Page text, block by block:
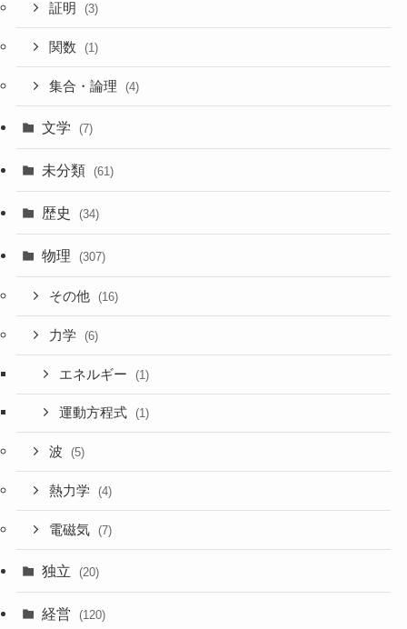
証明 (3)
関数 (1)
集合・論理 (4)
文学 (7)
未分類 (61)
歴史 (34)
物理 (307)
その他 (16)
力学 (6)
エネルギー (1)
運動方程式 (1)
波 (5)
熱力学 (4)
電磁気 (7)
独立 (20)
経営 (120)